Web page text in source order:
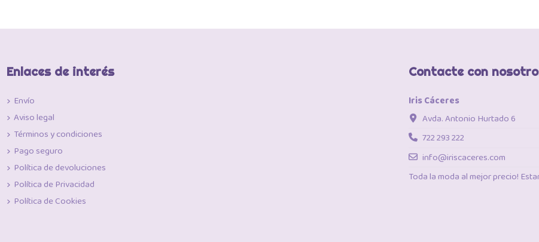
Enlaces de interés
Envío
Aviso legal
Términos y condiciones
Pago seguro
Política de devoluciones
Política de Privacidad
Política de Cookies
Contacte con
Iris Cáceres
Avda. Antonio Hurtado 6
722 293 222
info@iriscaceres.com
Toda la moda al mejor precio!